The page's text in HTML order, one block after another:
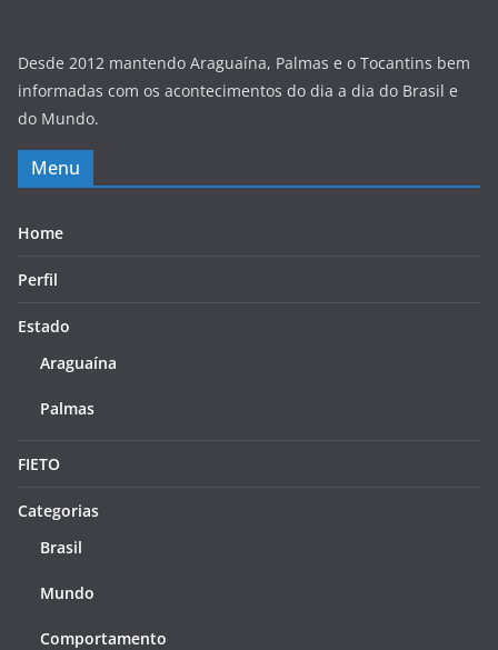
Desde 2012 mantendo Araguaína, Palmas e o Tocantins bem
informadas com os acontecimentos do dia a dia do Brasil e
do Mundo.
Menu
Home
Perfil
Estado
Araguaína
Palmas
FIETO
Categorias
Brasil
Mundo
Comportamento